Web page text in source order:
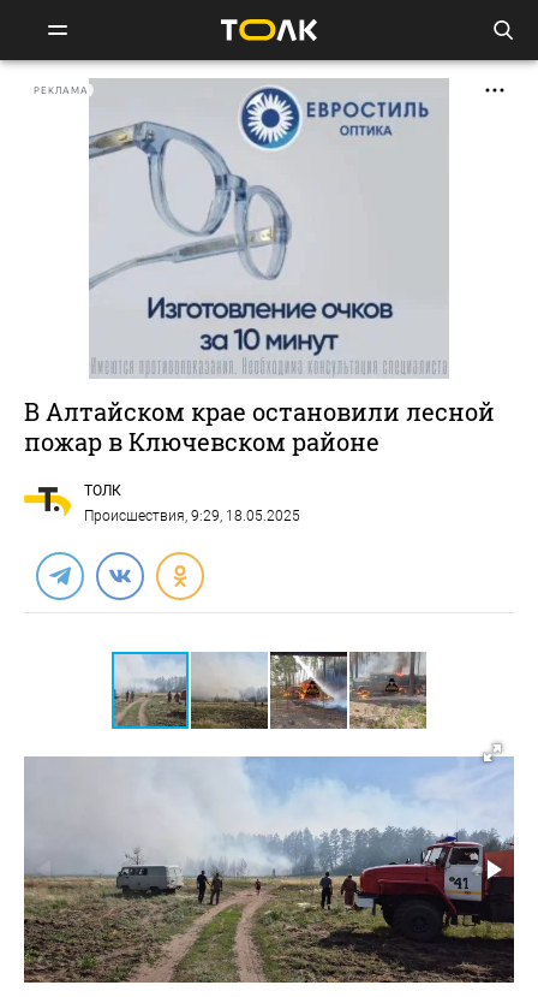
РЕКЛАМА
В Алтайском крае остановили лесной
пожар в Ключевском районе
ТОЛК
Происшествия, 9:29, 18.05.2025